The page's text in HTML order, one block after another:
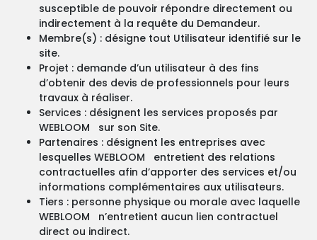
susceptible de pouvoir répondre directement ou
indirectement à la requête du Demandeur.
Membre(s) : désigne tout Utilisateur identifié sur le
site.
Projet : demande d’un utilisateur à des fins
d’obtenir des devis de professionnels pour leurs
travaux à réaliser.
Services : désignent les services proposés par
WEBLOOM sur son Site.
Partenaires : désignent les entreprises avec
lesquelles WEBLOOM entretient des relations
contractuelles afin d’apporter des services et/ou
informations complémentaires aux utilisateurs.
Tiers : personne physique ou morale avec laquelle
WEBLOOM n’entretient aucun lien contractuel
direct ou indirect.